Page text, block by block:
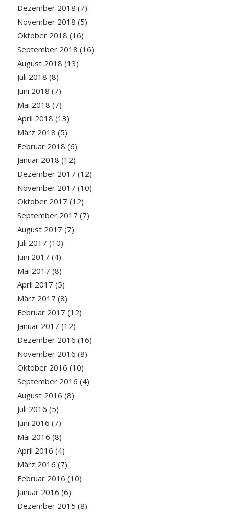
Dezember 2018 (7)
November 2018 (5)
Oktober 2018 (16)
September 2018 (16)
August 2018 (13)
Juli 2018 (8)
Juni 2018 (7)
Mai 2018 (7)
April 2018 (13)
März 2018 (5)
Februar 2018 (6)
Januar 2018 (12)
Dezember 2017 (12)
November 2017 (10)
Oktober 2017 (12)
September 2017 (7)
August 2017 (7)
Juli 2017 (10)
Juni 2017 (4)
Mai 2017 (8)
April 2017 (5)
März 2017 (8)
Februar 2017 (12)
Januar 2017 (12)
Dezember 2016 (16)
November 2016 (8)
Oktober 2016 (10)
September 2016 (4)
August 2016 (8)
Juli 2016 (5)
Juni 2016 (7)
Mai 2016 (8)
April 2016 (4)
März 2016 (7)
Februar 2016 (10)
Januar 2016 (6)
Dezember 2015 (8)